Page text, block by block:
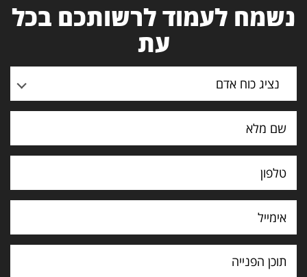
נשמח לעמוד לרשותכם בכל
עת
נציג כוח אדם
תוכן
הפנייה